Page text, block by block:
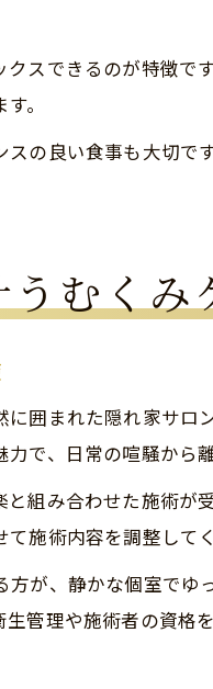
スできるのが特徴
。
の良い食事も大切
むくみ
囲まれた隠れ家サ
で、日常の喧騒から
組み合わせた施術が
施術内容を調整して
が、静かな個室で
管理や施術者の資格